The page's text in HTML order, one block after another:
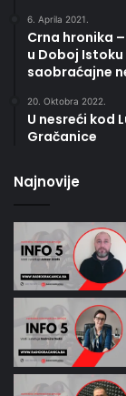
6. Aprila 2021.
Crna hronika
u Doboj
saobraćajne
20. Oktobra 2022.
U nesreći kod
Gračanice
Najnovije